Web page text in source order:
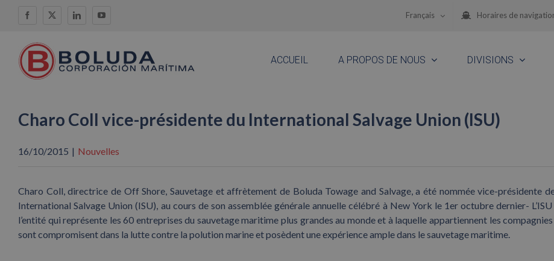
Facebook
X LinkedInYouTube Français Horaires de
ACCUEIL A PROPOS DE NOUS DIVISIONS
Charo Coll vice-présidente du International Salvage Union (ISU)
16/10/2015 | Nouvelles
Charo Coll, directrice de Off Shore, Sauvetage et affrètement de Boluda Towage and Salvage, a été nommée vice-présidente
International Salvage Union (ISU), au cours de son assemblée générale annuelle célébré à New York le 1er octubre dernier-
l’entité qui représente les 60 entreprises du sauvetage maritime plus grandes au monde et à laquelle appartiennent les
sont compromisent dans la lutte contre la polution marine et posèdent une expérience ample dans le sauvetage maritime.